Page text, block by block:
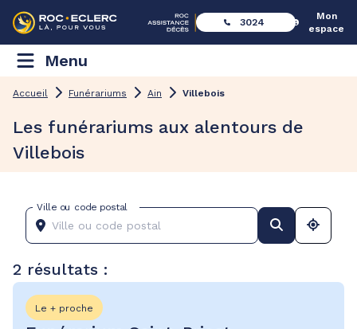
3024
Mon
espace
Menu
Accueil Funérariums Ain Villebois
Les funérariums aux alentours de
Villebois
Ville ou code postal
2 résultats :
Le + proche